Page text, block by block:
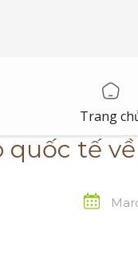
Trang
quốc tế